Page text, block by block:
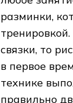
разминки,
связки, то
в первое
технике
правильно